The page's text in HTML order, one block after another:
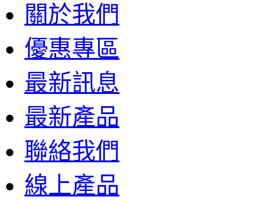
關於我們
優惠專區
最新訊息
最新產品
聯絡我們
線上產品